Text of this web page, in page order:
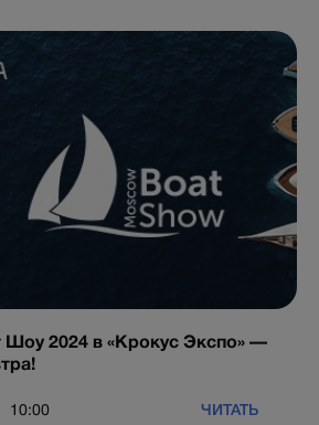
Шоу 2024 в «Крокус Экспо» —
10:00 ЧИТАТЬ